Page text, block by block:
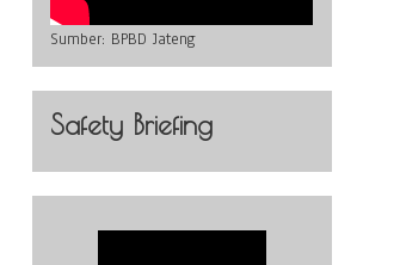
Sumber: BPBD Jateng
Safety Briefing